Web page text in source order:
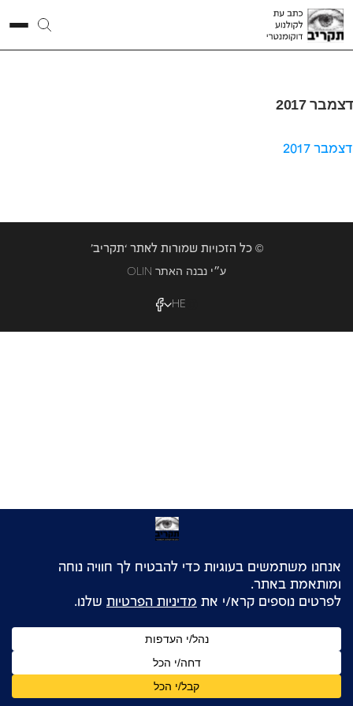
דצמבר 2017
דצמבר 2017
© כל הזכויות שמורות לאתר ‘תקריב’
OLIN ע״י נבנה האתר
HE